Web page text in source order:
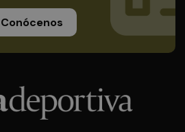
Conócenos